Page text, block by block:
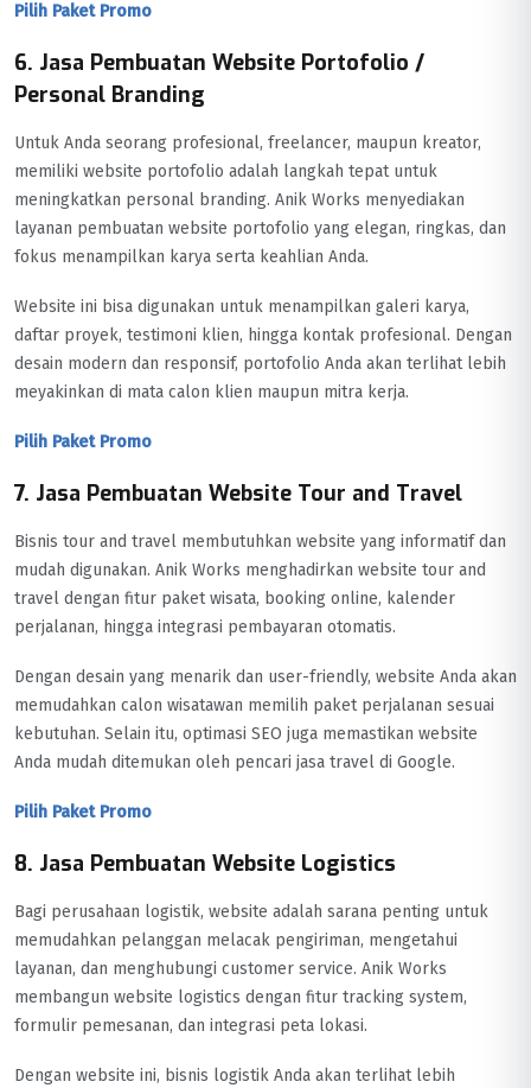
Pilih Paket Promo
6. Jasa Pembuatan Website Portofolio /
Personal Branding
Untuk Anda seorang profesional, freelancer, maupun kreator,
memiliki website portofolio adalah langkah tepat untuk
meningkatkan personal branding. Anik Works menyediakan
layanan pembuatan website portofolio yang elegan, ringkas, dan
fokus menampilkan karya serta keahlian Anda.
Website ini bisa digunakan untuk menampilkan galeri karya,
daftar proyek, testimoni klien, hingga kontak profesional. Dengan
desain modern dan responsif, portofolio Anda akan terlihat lebih
meyakinkan di mata calon klien maupun mitra kerja.
Pilih Paket Promo
7. Jasa Pembuatan Website Tour and Travel
Bisnis tour and travel membutuhkan website yang informatif dan
mudah digunakan. Anik Works menghadirkan website tour and
travel dengan fitur paket wisata, booking online, kalender
perjalanan, hingga integrasi pembayaran otomatis.
Dengan desain yang menarik dan user-friendly, website Anda akan
memudahkan calon wisatawan memilih paket perjalanan sesuai
kebutuhan. Selain itu, optimasi SEO juga memastikan website
Anda mudah ditemukan oleh pencari jasa travel di Google.
Pilih Paket Promo
8. Jasa Pembuatan Website Logistics
Bagi perusahaan logistik, website adalah sarana penting untuk
memudahkan pelanggan melacak pengiriman, mengetahui
layanan, dan menghubungi customer service. Anik Works
membangun website logistics dengan fitur tracking system,
formulir pemesanan, dan integrasi peta lokasi.
Dengan website ini, bisnis logistik Anda akan terlihat lebih